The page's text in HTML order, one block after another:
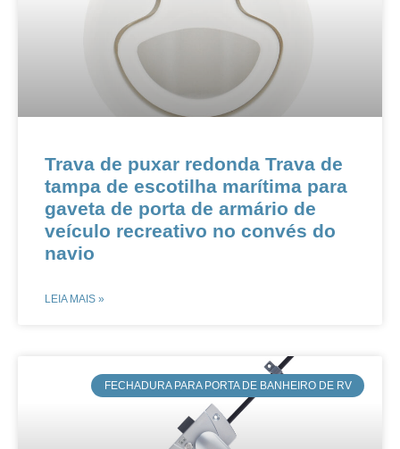
Trava de puxar redonda Trava de
tampa de escotilha marítima para
gaveta de porta de armário de
veículo recreativo no convés do
navio
LEIA MAIS »
FECHADURA PARA PORTA DE BANHEIRO DE RV